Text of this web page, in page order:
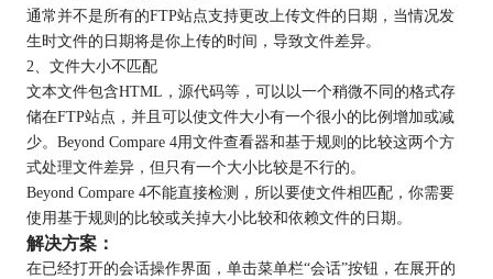
通常并不是所有的FTP站点支持更改上传文件的日期，当情况发
生时文件的日期将是你上传的时间，导致文件差异。
2、文件大小不匹配
文本文件包含HTML，源代码等，可以以一个稍微不同的格式存
储在FTP站点，并且可以使文件大小有一个很小的比例增加或减
少。Beyond Compare 4用文件查看器和基于规则的比较这两个方
式处理文件差异，但只有一个大小比较是不行的。
Beyond Compare 4不能直接检测，所以要使文件相匹配，你需要
使用基于规则的比较或关掉大小比较和依赖文件的日期。
解决方案：
在已经打开的会话操作界面，单击菜单栏“会话”按钮，在展开的